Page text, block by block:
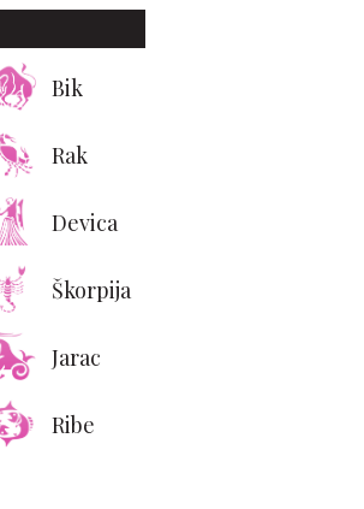
Bik
Rak
Devica
Škorpija
Jarac
Ribe